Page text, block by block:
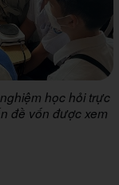
học hỏi trực
đề vốn được xem